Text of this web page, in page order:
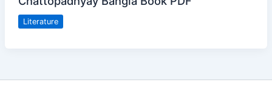
Literature